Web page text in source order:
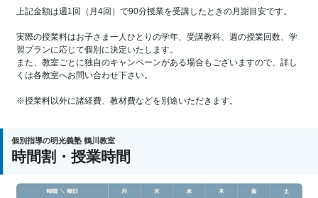
上記金額は週1回（月4回）で90分授業を受講したときの月謝目安です。
実際の授業料はお子さま一人ひとりの学年、受講教科、週の授業回数、学
習プランに応じて個別に決定いたします。
また、教室ごとに独自のキャンペーンがある場合もございますので、詳し
くは各教室へお問い合わせ下さい。
※授業料以外に諸経費、教材費などを別途いただきます。
個別指導の明光義塾 鶴川教室
時間割・授業時間